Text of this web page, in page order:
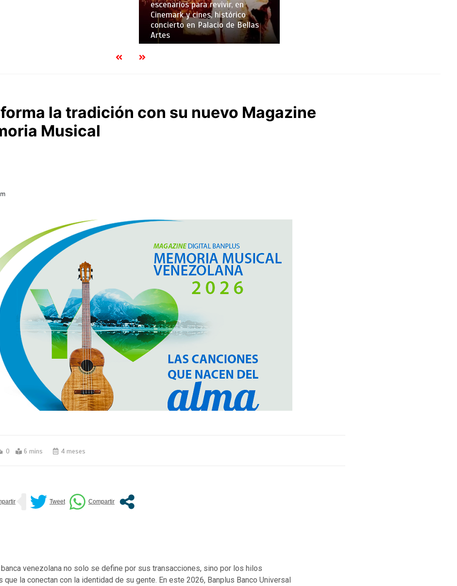
escenarios para revivir, en
Cinemark y cines, histórico
concierto en Palacio de Bellas
Artes
la tradición con su nuevo Magazine
Musical
0 6 mins 4 meses
venezolana no solo se define por sus transacciones, sino por los hilos
que la conectan con la identidad de su gente. En este 2026, Banplus Banco Universal